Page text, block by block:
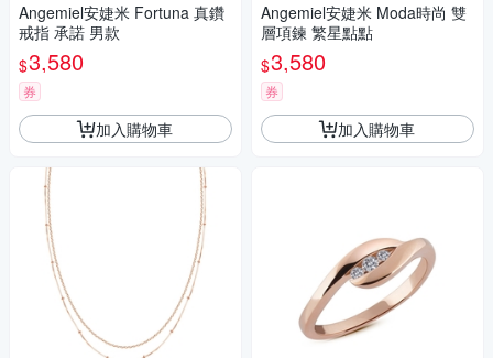
Angemiel安婕米 Fortuna 真鑽
戒指 承諾 男款
$3,580
券
加入購物車
Angemiel安婕米 Moda時尚 雙
層項鍊 繁星點點
$3,580
券
加入購物車